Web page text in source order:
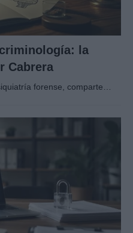
la
Cabrera
forense, comparte…